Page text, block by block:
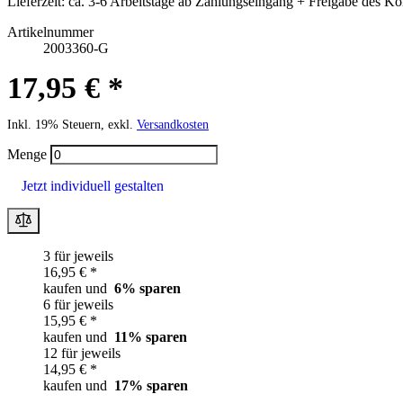
Artikelnummer
2003360-G
17,95 € *
Inkl. 19% Steuern, exkl. Versandkosten
Menge
Jetzt individuell gestalten
3 für jeweils
16,95 € *
kaufen und 6% sparen
6 für jeweils
15,95 € *
kaufen und 11% sparen
12 für jeweils
14,95 € *
kaufen und 17% sparen